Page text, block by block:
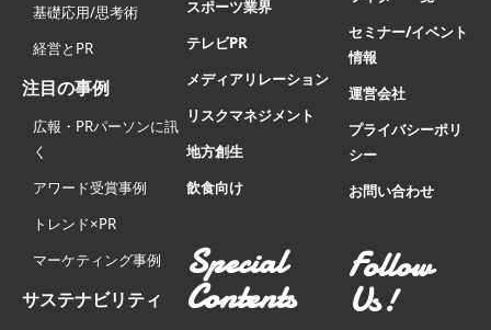
基礎応用/思考術
経営とPR
注目の事例
広報・PRパーソンに訊
く
アワード受賞事例
トレンド×PR
マーケティング事例
サステナビリティ
スポーツ業界
テレビPR
メディアリレーション
リスクマネジメント
地方創生
飲食向け
Special
Contents
セミナー/イベント
情報
運営会社
プライバシーポリ
シー
お問い合わせ
Follow
Us!